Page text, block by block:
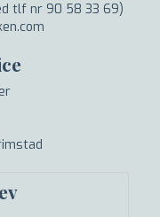
tlf nr 90 58 33 69)